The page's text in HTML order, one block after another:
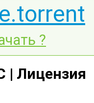
?
| Лицензия